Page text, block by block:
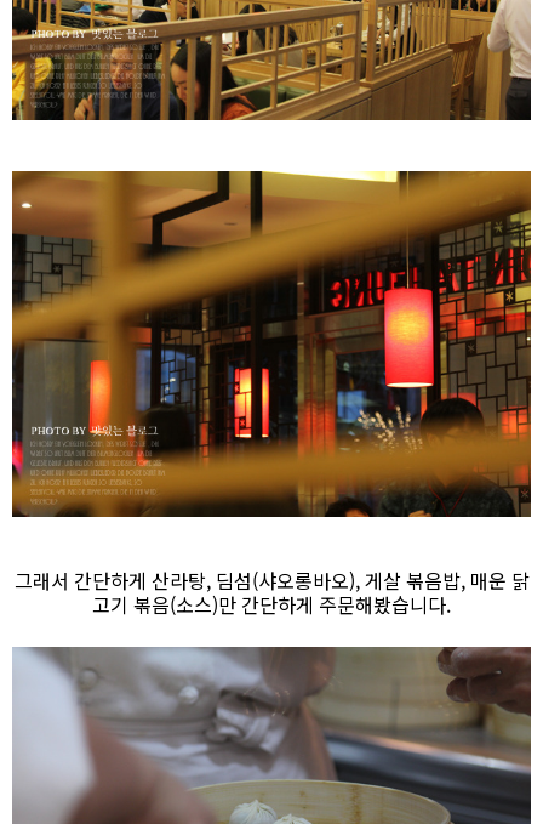
그래서 간단하게 산라탕, 딤섬(샤오롱바오), 게살 볶음밥, 매운 닭
고기 볶음(소스)만 간단하게 주문해봤습니다.